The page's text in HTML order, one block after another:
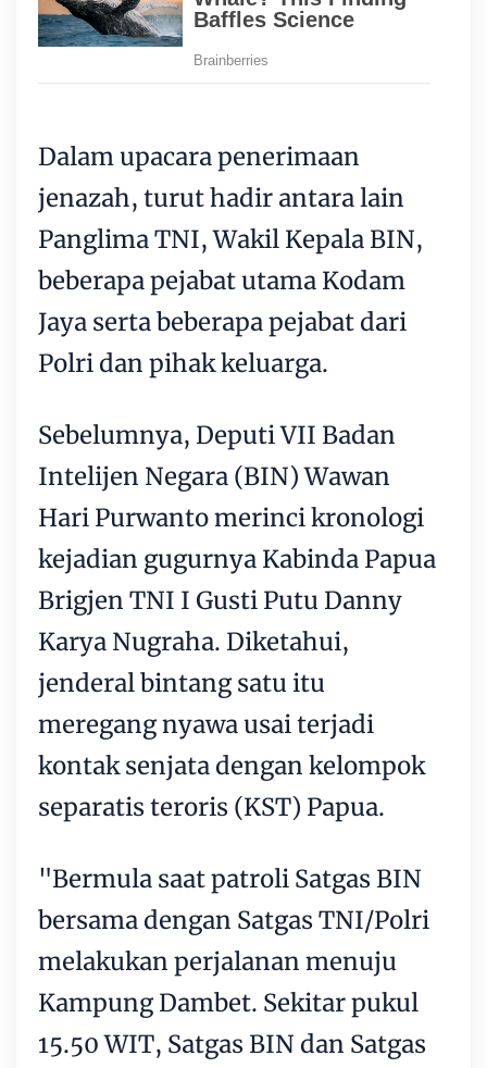
Dalam upacara penerimaan
jenazah, turut hadir antara lain
Panglima TNI, Wakil Kepala BIN,
beberapa pejabat utama Kodam
Jaya serta beberapa pejabat dari
Polri dan pihak keluarga.
Sebelumnya, Deputi VII Badan
Intelijen Negara (BIN) Wawan
Hari Purwanto merinci kronologi
kejadian gugurnya Kabinda Papua
Brigjen TNI I Gusti Putu Danny
Karya Nugraha. Diketahui,
jenderal bintang satu itu
meregang nyawa usai terjadi
kontak senjata dengan kelompok
separatis teroris (KST) Papua.
"Bermula saat patroli Satgas BIN
bersama dengan Satgas TNI/Polri
melakukan perjalanan menuju
Kampung Dambet. Sekitar pukul
15.50 WIT, Satgas BIN dan Satgas